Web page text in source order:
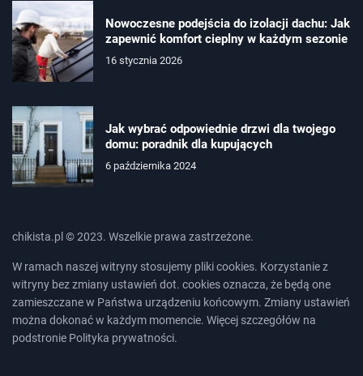
Nowoczesne podejścia do izolacji dachu: Jak
zapewnić komfort cieplny w każdym sezonie
16 stycznia 2026
Jak wybrać odpowiednie drzwi dla twojego
domu: poradnik dla kupujących
6 października 2024
chikista.pl © 2023. Wszelkie prawa zastrzeżone.
W ramach naszej witryny stosujemy pliki cookies. Korzystanie z
witryny bez zmiany ustawień dot. cookies oznacza, że będą one
zamieszczane w Państwa urządzeniu końcowym. Zmiany ustawień
można dokonać w każdym momencie. Więcej szczegółów na
podstronie Polityka prywatności.